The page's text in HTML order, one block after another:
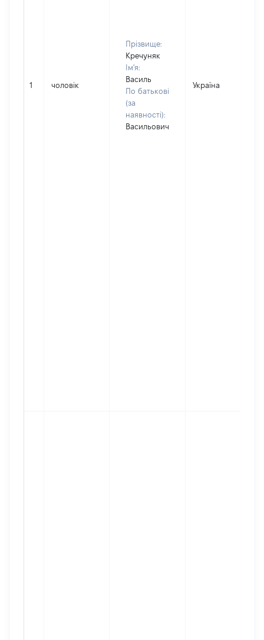
1 чоловік
Прізвище:
Кречуняк
Ім'я:
Василь
По батькові
(за
наявності):
Васильович
Україна